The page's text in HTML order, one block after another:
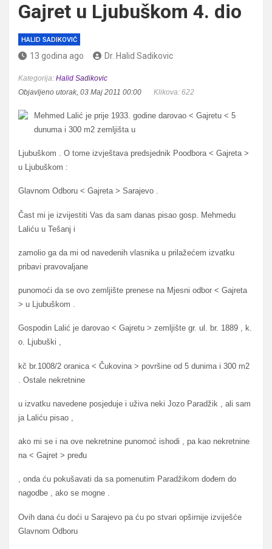
Gajret u Ljubuškom 4. dio
HALID SADIKOVIĆ
13 godina ago Dr. Halid Sadikovic
Kategorija: Halid Sadikovic
Objavljeno utorak, 03 Maj 2011 00:00
Klikova: 622
Mehmed Lalić je prije 1933. godine darovao < Gajretu < 5
dunuma i 300 m2 zemljišta u
Ljubuškom . O tome izvještava predsjednik Poodbora < Gajreta >
u Ljubuškom :
Glavnom Odboru < Gajreta > Sarajevo .
Čast mi je izvijestiti Vas da sam danas pisao gosp. Mehmedu
Laliću u Tešanj i
zamolio ga da mi od navedenih vlasnika u prilažećem izvatku
pribavi pravovaljane
punomoći da se ovo zemljište prenese na Mjesni odbor < Gajreta
> u Ljubuškom .
Gospodin Lalić je darovao < Gajretu > zemljište gr. ul. br. 1889 , k.
o. Ljubuški ,
kč br.1008/2 oranica < Čukovina > površine od 5 dunima i 300 m2
. Ostale nekretnine
u izvatku navedene posjeduje i uživa neki Jozo Paradžik , ali sam
ja Laliću pisao ,
ako mi se i na ove nekretnine punomoć ishodi , pa kao nekretnine
na < Gajret > pređu
, onda ću pokušavati da sa pomenutim Paradžikom dođem do
nagodbe , ako se mogne .
Ovih dana ću doći u Sarajevo pa ću po stvari opširnije izviješće
Glavnom Odboru